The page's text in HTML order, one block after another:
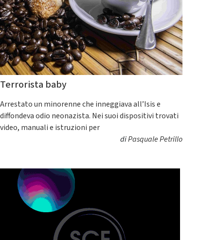
Terrorista baby
Arrestato un minorenne che inneggiava all’Isis e
diffondeva odio neonazista. Nei suoi dispositivi trovati
video, manuali e istruzioni per
diPasquale Petrillo